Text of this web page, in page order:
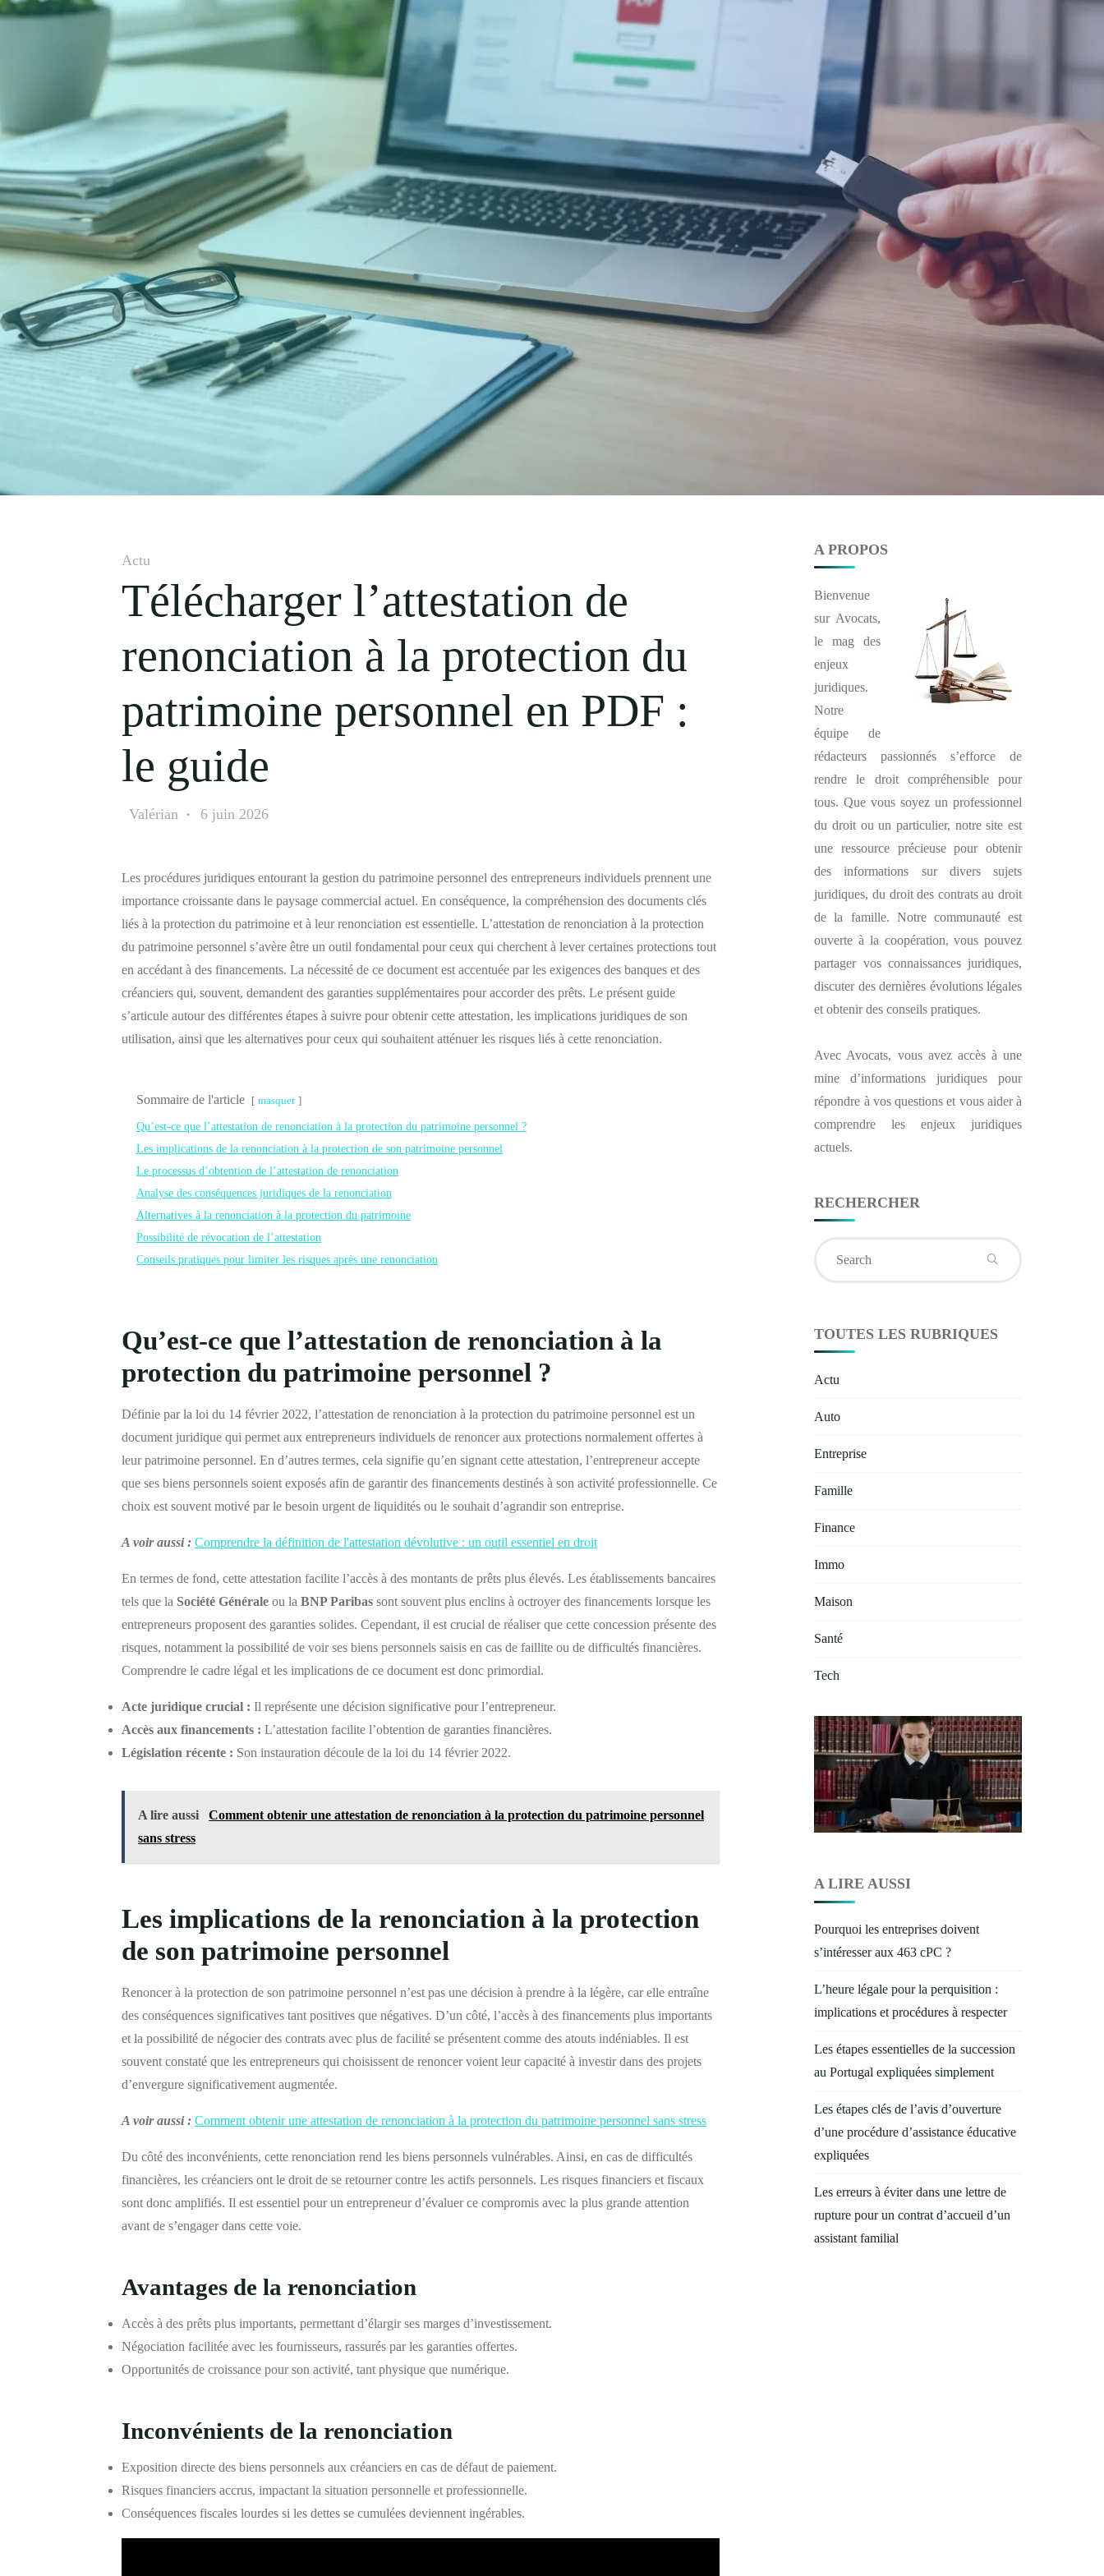
Actu
Télécharger l’attestation de
renonciation à la protection du
patrimoine personnel en PDF :
le guide
Valérian 6 juin 2026
Les procédures juridiques entourant la gestion du patrimoine personnel des entrepreneurs individuels prennent une
importance croissante dans le paysage commercial actuel. En conséquence, la compréhension des documents clés
liés à la protection du patrimoine et à leur renonciation est essentielle. L’attestation de renonciation à la protection
du patrimoine personnel s’avère être un outil fondamental pour ceux qui cherchent à lever certaines protections tout
en accédant à des financements. La nécessité de ce document est accentuée par les exigences des banques et des
créanciers qui, souvent, demandent des garanties supplémentaires pour accorder des prêts. Le présent guide
s’articule autour des différentes étapes à suivre pour obtenir cette attestation, les implications juridiques de son
utilisation, ainsi que les alternatives pour ceux qui souhaitent atténuer les risques liés à cette renonciation.
Sommaire de l'article masquer
Qu’est-ce que l’attestation de renonciation à la protection du patrimoine personnel ?
Les implications de la renonciation à la protection de son patrimoine personnel
Le processus d’obtention de l’attestation de renonciation
Analyse des conséquences juridiques de la renonciation
Alternatives à la renonciation à la protection du patrimoine
Possibilité de révocation de l’attestation
Conseils pratiques pour limiter les risques après une renonciation
Qu’est-ce que l’attestation de renonciation à la
protection du patrimoine personnel ?
Définie par la loi du 14 février 2022, l’attestation de renonciation à la protection du patrimoine personnel est un
document juridique qui permet aux entrepreneurs individuels de renoncer aux protections normalement offertes à
leur patrimoine personnel. En d’autres termes, cela signifie qu’en signant cette attestation, l’entrepreneur accepte
que ses biens personnels soient exposés afin de garantir des financements destinés à son activité professionnelle. Ce
choix est souvent motivé par le besoin urgent de liquidités ou le souhait d’agrandir son entreprise.
A voir aussi : Comprendre la définition de l'attestation dévolutive : un outil essentiel en droit
En termes de fond, cette attestation facilite l’accès à des montants de prêts plus élevés. Les établissements bancaires
tels que la Société Générale ou la BNP Paribas sont souvent plus enclins à octroyer des financements lorsque les
entrepreneurs proposent des garanties solides. Cependant, il est crucial de réaliser que cette concession présente des
risques, notamment la possibilité de voir ses biens personnels saisis en cas de faillite ou de difficultés financières.
Comprendre le cadre légal et les implications de ce document est donc primordial.
Acte juridique crucial : Il représente une décision significative pour l’entrepreneur.
Accès aux financements : L’attestation facilite l’obtention de garanties financières.
Législation récente : Son instauration découle de la loi du 14 février 2022.
A lire aussi
Comment obtenir une attestation de renonciation à la protection du patrimoine personnel
sans stress
Les implications de la renonciation à la protection
de son patrimoine personnel
Renoncer à la protection de son patrimoine personnel n’est pas une décision à prendre à la légère, car elle entraîne
des conséquences significatives tant positives que négatives. D’un côté, l’accès à des financements plus importants
et la possibilité de négocier des contrats avec plus de facilité se présentent comme des atouts indéniables. Il est
souvent constaté que les entrepreneurs qui choisissent de renoncer voient leur capacité à investir dans des projets
d’envergure significativement augmentée.
A voir aussi : Comment obtenir une attestation de renonciation à la protection du patrimoine personnel sans stress
Du côté des inconvénients, cette renonciation rend les biens personnels vulnérables. Ainsi, en cas de difficultés
financières, les créanciers ont le droit de se retourner contre les actifs personnels. Les risques financiers et fiscaux
sont donc amplifiés. Il est essentiel pour un entrepreneur d’évaluer ce compromis avec la plus grande attention
avant de s’engager dans cette voie.
Avantages de la renonciation
Accès à des prêts plus importants, permettant d’élargir ses marges d’investissement.
Négociation facilitée avec les fournisseurs, rassurés par les garanties offertes.
Opportunités de croissance pour son activité, tant physique que numérique.
Inconvénients de la renonciation
Exposition directe des biens personnels aux créanciers en cas de défaut de paiement.
Risques financiers accrus, impactant la situation personnelle et professionnelle.
Conséquences fiscales lourdes si les dettes se cumulées deviennent ingérables.
A PROPOS
Bienvenue
sur Avocats,
le mag des
enjeux
juridiques.
Notre
équipe de
rédacteurs passionnés s’efforce de
rendre le droit compréhensible pour
tous. Que vous soyez un professionnel
du droit ou un particulier, notre site est
une ressource précieuse pour obtenir
des informations sur divers sujets
juridiques, du droit des contrats au droit
de la famille. Notre communauté est
ouverte à la coopération, vous pouvez
partager vos connaissances juridiques,
discuter des dernières évolutions légales
et obtenir des conseils pratiques.
Avec Avocats, vous avez accès à une
mine d’informations juridiques pour
répondre à vos questions et vous aider à
comprendre les enjeux juridiques
actuels.
RECHERCHER
TOUTES LES RUBRIQUES
Actu
Auto
Entreprise
Famille
Finance
Immo
Maison
Santé
Tech
A LIRE AUSSI
Pourquoi les entreprises doivent
s’intéresser aux 463 cPC ?
L’heure légale pour la perquisition :
implications et procédures à respecter
Les étapes essentielles de la succession
au Portugal expliquées simplement
Les étapes clés de l’avis d’ouverture
d’une procédure d’assistance éducative
expliquées
Les erreurs à éviter dans une lettre de
rupture pour un contrat d’accueil d’un
assistant familial